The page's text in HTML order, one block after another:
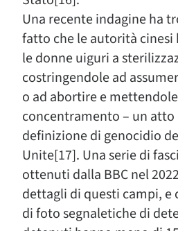
Una recente indagine ha
fatto che le autorità
le donne uiguri a
costringendole ad
o ad abortire e
concentramento – un
definizione di genocidio
Unite[17]. Una serie di
ottenuti dalla BBC nel
dettagli di questi campi, e
di foto segnaletiche di